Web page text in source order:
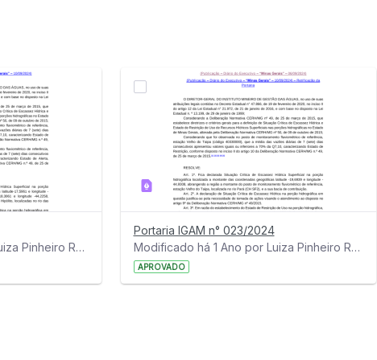
Modificado há 1 Ano por Luiza Pinheiro Rezende Ribas.
Portaria IGAM n° 023/2024
Modificado há 1 Ano por Luiza Pinheiro Rezende Ribas.
APROVADO